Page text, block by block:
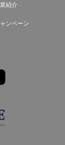
紹介
ンペーン